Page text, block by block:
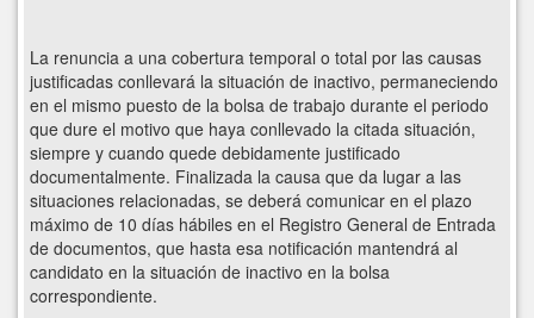
La renuncia a una cobertura temporal o total por las causas
justificadas conllevará la situación de inactivo, permaneciendo
en el mismo puesto de la bolsa de trabajo durante el periodo
que dure el motivo que haya conllevado la citada situación,
siempre y cuando quede debidamente justificado
documentalmente. Finalizada la causa que da lugar a las
situaciones relacionadas, se deberá comunicar en el plazo
máximo de 10 días hábiles en el Registro General de Entrada
de documentos, que hasta esa notificación mantendrá al
candidato en la situación de inactivo en la bolsa
correspondiente.